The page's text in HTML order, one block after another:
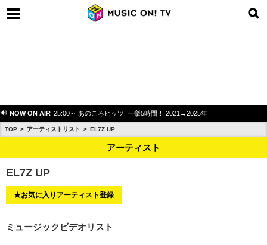
NOW ON AIR 25:00～ あのころヒッツ! 一挙5時間！ 2021→2025年
TOP アーティストリスト EL7Z UP
アーティスト
EL7Z UP
★お気に入りアーティスト登録
ミュージックビデオリスト